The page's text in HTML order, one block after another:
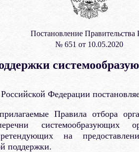
Постановление Правительства
№ 651 от 10.05.2020
Федерации
Правила отбора
системообразующих
на
поддержки.